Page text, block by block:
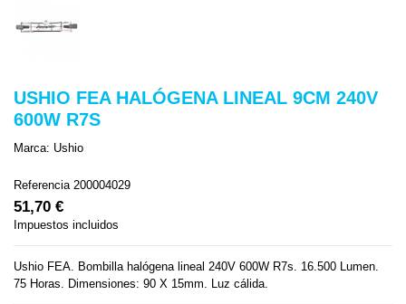
USHIO FEA HALÓGENA LINEAL 9CM 240V
600W R7S
Marca: Ushio
Referencia 200004029
51,70 €
Impuestos incluidos
Ushio FEA. Bombilla halógena lineal 240V 600W R7s. 16.500 Lumen.
75 Horas. Dimensiones: 90 X 15mm. Luz cálida.